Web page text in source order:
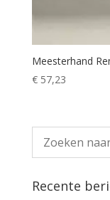
Meesterhand
€57,23
Recente